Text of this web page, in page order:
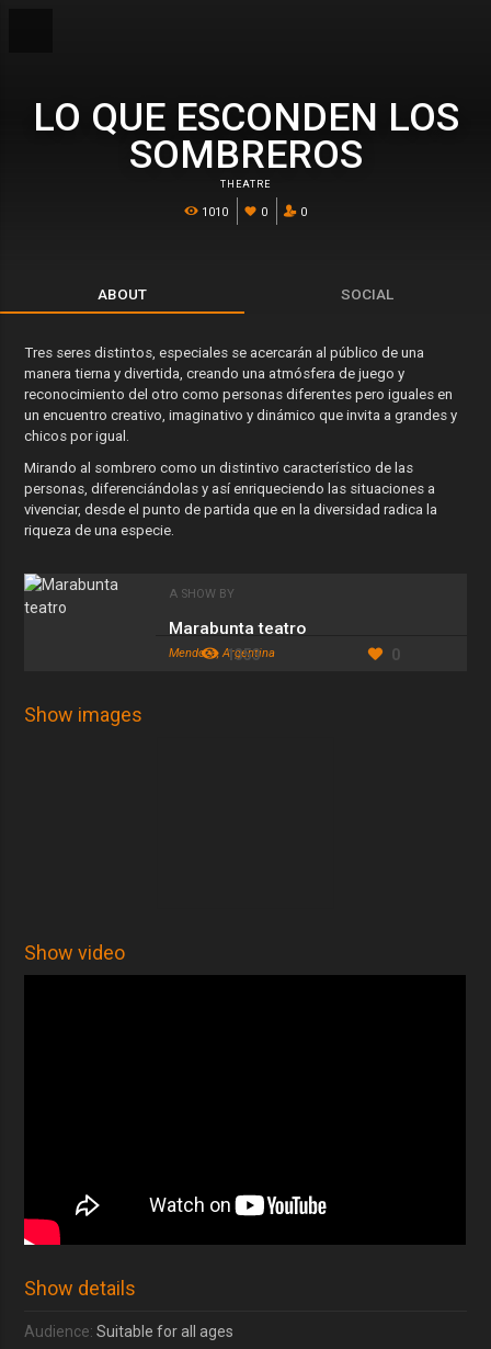
LO QUE ESCONDEN LOS
SOMBREROS
THEATRE
1010 0 0
ABOUT SOCIAL
Tres seres distintos, especiales se acercarán al público de una
manera tierna y divertida, creando una atmósfera de juego y
reconocimiento del otro como personas diferentes pero iguales en
un encuentro creativo, imaginativo y dinámico que invita a grandes y
chicos por igual.
Mirando al sombrero como un distintivo característico de las
personas, diferenciándolas y así enriqueciendo las situaciones a
vivenciar, desde el punto de partida que en la diversidad radica la
riqueza de una especie.
A SHOW BY
Marabunta teatro
Mendoza, Argentina
1353 0
Show images
Show video
Show details
Audience:Suitable for all ages